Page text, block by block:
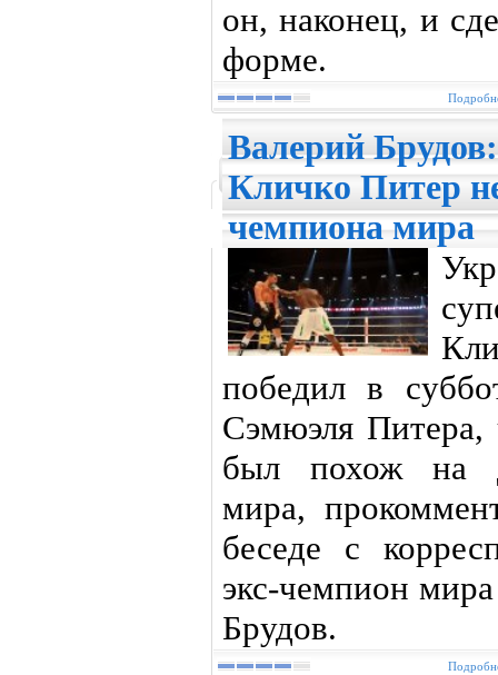
он, наконец, и
форме.
Валерий
Кличко Питер
чемпиона мира
победил в
Сэмюэля Питера,
был похож на
мира,
беседе с
экс-чемпион
Брудов.